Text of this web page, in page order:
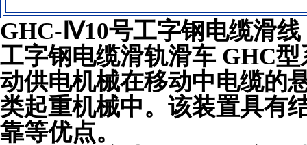
GHC-Ⅳ10号工字钢电缆滑线
工字钢电缆滑轨滑车 GHC
动供电机械在移动中电缆的悬
类起重机械中。该装置具有结
靠等优点。